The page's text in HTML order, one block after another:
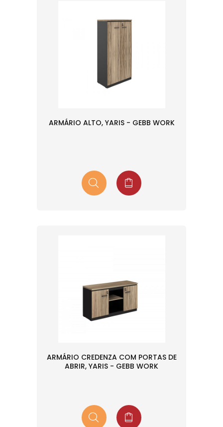
ARMÁRIO ALTO, YARIS - GEBB WORK
ARMÁRIO CREDENZA COM PORTAS DE
ABRIR, YARIS - GEBB WORK